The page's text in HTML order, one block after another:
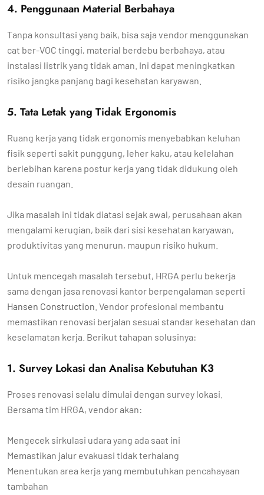
4. Penggunaan Material Berbahaya
Tanpa konsultasi yang baik, bisa saja vendor menggunakan
cat ber-VOC tinggi, material berdebu berbahaya, atau
instalasi listrik yang tidak aman. Ini dapat meningkatkan
risiko jangka panjang bagi kesehatan karyawan.
5. Tata Letak yang Tidak Ergonomis
Ruang kerja yang tidak ergonomis menyebabkan keluhan
fisik seperti sakit punggung, leher kaku, atau kelelahan
berlebihan karena postur kerja yang tidak didukung oleh
desain ruangan.
Jika masalah ini tidak diatasi sejak awal, perusahaan akan
mengalami kerugian, baik dari sisi kesehatan karyawan,
produktivitas yang menurun, maupun risiko hukum.
Untuk mencegah masalah tersebut, HRGA perlu bekerja
sama dengan jasa renovasi kantor berpengalaman seperti
Hansen Construction . Vendor profesional membantu
memastikan renovasi berjalan sesuai standar kesehatan dan
keselamatan kerja. Berikut tahapan solusinya:
1. Survey Lokasi dan Analisa Kebutuhan K3
Proses renovasi selalu dimulai dengan survey lokasi.
Bersama tim HRGA, vendor akan:
Mengecek sirkulasi udara yang ada saat ini
Memastikan jalur evakuasi tidak terhalang
Menentukan area kerja yang membutuhkan pencahayaan
tambahan